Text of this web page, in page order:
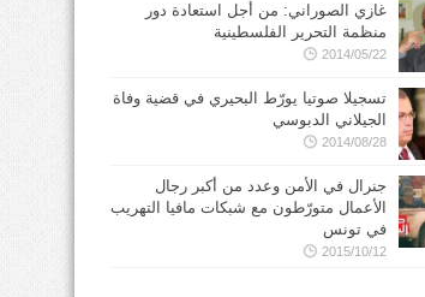
غازي الصوراني: من أجل استعادة دور
منظمة التحرير الفلسطينية
2014/05/22
تسجيلا صوتيا يورّط البحيري في قضية وفاة
الجيلاني الدبوسي
2014/08/28
جنرال في الأمن وعدد من أكبر رجال
الأعمال متورّطون مع شبكات مافيا التهريب
في تونس
2015/10/12